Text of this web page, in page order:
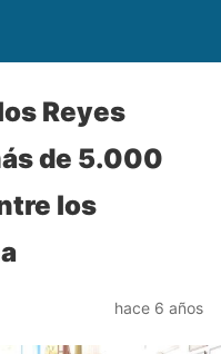
Reyes
de 5.000
los
hace 6 años